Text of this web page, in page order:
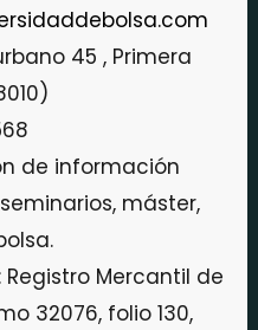
45 , Primera
de información
máster,
Registro Mercantil de
32076, folio 130,